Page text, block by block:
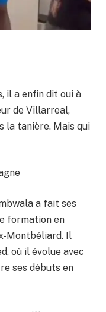
il a enfin dit oui à
de Villarreal,
la tanière. Mais qui
a fait ses
formation en
Montbéliard. Il
où il évolue avec
ses débuts en